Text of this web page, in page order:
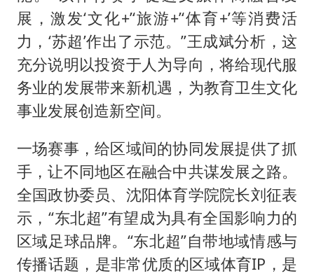
展，激发‘文化+’‘旅游+’‘体育+’等消费活
力，‘苏超’作出了示范。”王成斌分析，这
充分说明以投资于人为导向，将给现代服
务业的发展带来新机遇，为教育卫生文化
事业发展创造新空间。
一场赛事，给区域间的协同发展提供了抓
手，让不同地区在融合中共谋发展之路。
全国政协委员、沈阳体育学院院长刘征表
示，“东北超”有望成为具有全国影响力的
区域足球品牌。“东北超”自带地域情感与
传播话题，是非常优质的区域体育IP，是